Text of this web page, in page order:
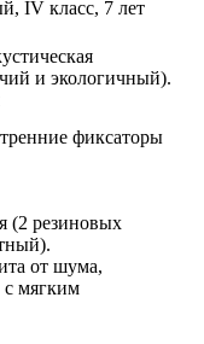
IV класс, 7 лет
и экологичный).
фиксаторы
(2 резиновых
от шума,
с мягким